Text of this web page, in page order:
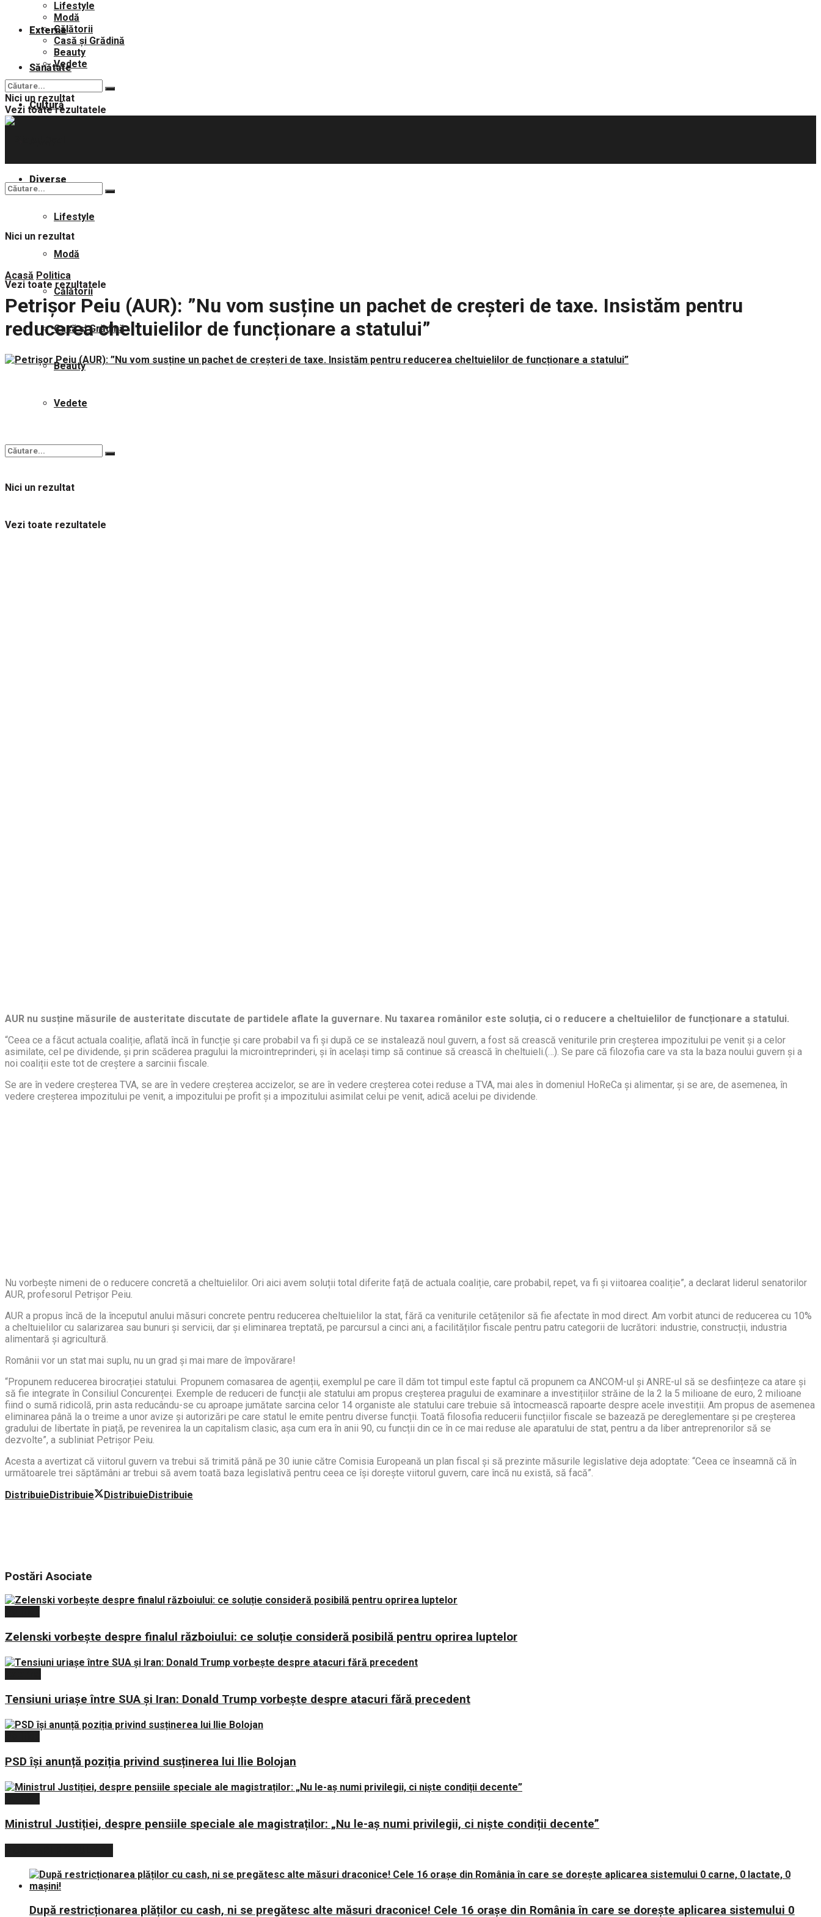
Externe
Sănătate
Cultură
Diverse
Lifestyle
Modă
Călătorii
Casă și Grădină
Beauty
Vedete
Nici un rezultat
Vezi toate rezultatele
Lifestyle
Modă
Călătorii
Casă și Grădină
Beauty
Vedete
Nici un rezultat
Vezi toate rezultatele
Nici un rezultat
Vezi toate rezultatele
Acasă Politica
Petrișor Peiu (AUR): ”Nu vom susține un pachet de creșteri de taxe. Insistăm pentru
reducerea cheltuielilor de funcționare a statului”
AUR nu susține măsurile de austeritate discutate de partidele aflate la guvernare. Nu taxarea românilor este soluția, ci o reducere a cheltuielilor de funcționare a statului.
“Ceea ce a făcut actuala coaliție, aflată încă în funcție și care probabil va fi și după ce se instalează noul guvern, a fost să crească veniturile prin creșterea impozitului pe venit și a celor
asimilate, cel pe dividende, și prin scăderea pragului la microintreprinderi, și în același timp să continue să crească în cheltuieli.(…). Se pare că filozofia care va sta la baza noului guvern și a
noi coaliții este tot de creștere a sarcinii fiscale.
Se are în vedere creșterea TVA, se are în vedere creșterea accizelor, se are în vedere creșterea cotei reduse a TVA, mai ales în domeniul HoReCa și alimentar, și se are, de asemenea, în
vedere creșterea impozitului pe venit, a impozitului pe profit și a impozitului asimilat celui pe venit, adică acelui pe dividende.
Nu vorbește nimeni de o reducere concretă a cheltuielilor. Ori aici avem soluții total diferite față de actuala coaliție, care probabil, repet, va fi și viitoarea coaliție”, a declarat liderul senatorilor
AUR, profesorul Petrișor Peiu.
AUR a propus încă de la începutul anului măsuri concrete pentru reducerea cheltuielilor la stat, fără ca veniturile cetățenilor să fie afectate în mod direct. Am vorbit atunci de reducerea cu 10%
a cheltuielilor cu salarizarea sau bunuri și servicii, dar și eliminarea treptată, pe parcursul a cinci ani, a facilităților fiscale pentru patru categorii de lucrători: industrie, construcții, industria
alimentară și agricultură.
Românii vor un stat mai suplu, nu un grad și mai mare de împovărare!
“Propunem reducerea birocrației statului. Propunem comasarea de agenții, exemplul pe care îl dăm tot timpul este faptul că propunem ca ANCOM-ul și ANRE-ul să se desființeze ca atare și
să fie integrate în Consiliul Concurenței. Exemple de reduceri de funcții ale statului am propus creșterea pragului de examinare a investițiilor străine de la 2 la 5 milioane de euro, 2 milioane
fiind o sumă ridicolă, prin asta reducându-se cu aproape jumătate sarcina celor 14 organiste ale statului care trebuie să întocmească rapoarte despre acele investiții. Am propus de asemenea
eliminarea până la o treime a unor avize și autorizări pe care statul le emite pentru diverse funcții. Toată filosofia reducerii funcțiilor fiscale se bazează pe dereglementare și pe creșterea
gradului de libertate în piață, pe revenirea la un capitalism clasic, așa cum era în anii 90, cu funcții din ce în ce mai reduse ale aparatului de stat, pentru a da liber antreprenorilor să se
dezvolte”, a subliniat Petrișor Peiu.
Acesta a avertizat că viitorul guvern va trebui să trimită până pe 30 iunie către Comisia Europeană un plan fiscal și să prezinte măsurile legislative deja adoptate: “Ceea ce înseamnă că în
următoarele trei săptămâni ar trebui să avem toată baza legislativă pentru ceea ce își dorește viitorul guvern, care încă nu există, să facă”.
DistribuieDistribuie DistribuieDistribuie
PostăriAsociate
Zelenski vorbește despre finalul războiului: ce soluție consideră posibilă pentru oprirea luptelor
Tensiuni uriașe între SUA și Iran: Donald Trump vorbește despre atacuri fără precedent
PSD își anunță poziția privind susținerea lui Ilie Bolojan
Ministrul Justiției, despre pensiile speciale ale magistraților: „Nu le-aș numi privilegii, ci niște condiții decente”
După restricționarea plăților cu cash, ni se pregătesc alte măsuri draconice! Cele 16 orașe din România în care se dorește aplicarea sistemului 0